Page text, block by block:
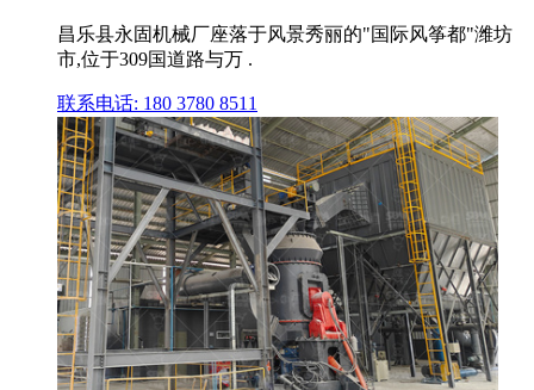
昌乐县永固机械厂座落于风景秀丽的"国际风筝都"潍坊
市,位于309国道路与万 .
联系电话: 180 3780 8511